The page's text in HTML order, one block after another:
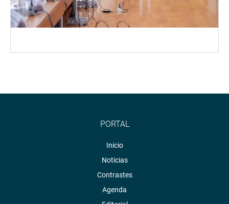
PORTAL
Inicio
Noticias
Contrastes
Agenda